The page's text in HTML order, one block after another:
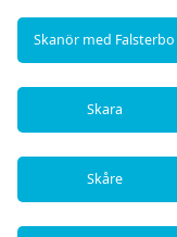
Skanör med Falsterbo
Skara
Skåre